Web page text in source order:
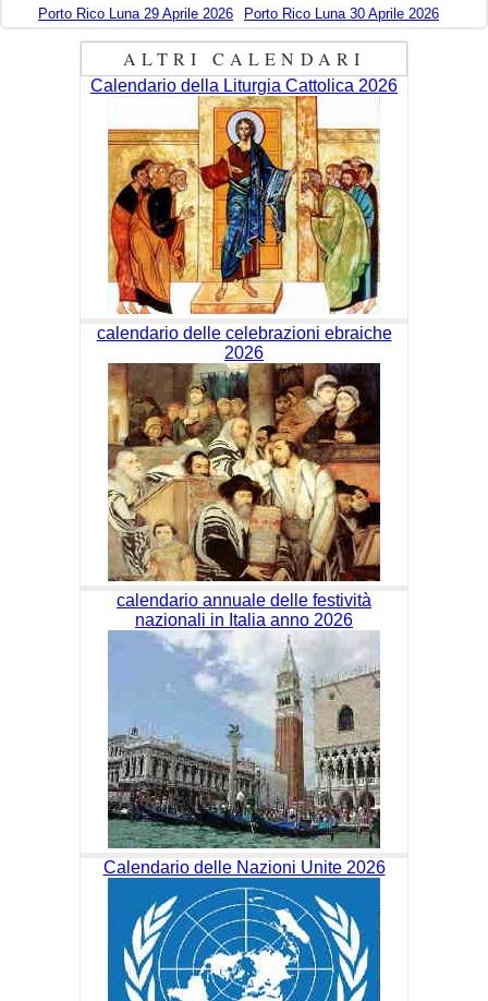
Porto Rico Luna 29 Aprile 2026
Porto Rico Luna 30 Aprile 2026
ALTRI CALENDARI
Calendario della Liturgia Cattolica 2026
calendario delle celebrazioni ebraiche
2026
calendario annuale delle festività
nazionali in Italia anno 2026
Calendario delle Nazioni Unite 2026